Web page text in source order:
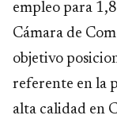
empleo para
Cámara de
objetivo
referente en la
alta calidad en